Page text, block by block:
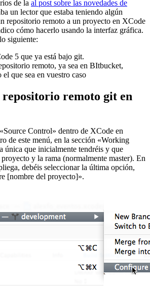
de la al post sobre las novedades de
un lector que estaba teniendo algún
repositorio remoto a un proyecto en XCode
cómo hacerlo usando la interfaz gráfica.
siguiente:
5 que ya está bajo git.
remoto, ya sea en BItbucket,
que sea en vuestro caso
remoto git en
Control» dentro de XCode en
de este menú, en la sección «Working
única que inicialmente tendréis y que
y la rama (normalmente master). En
debéis seleccionar la última opción,
[nombre del proyecto]».